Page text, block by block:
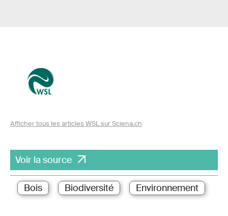
Afficher tous les articles WSL sur Sciena.ch
Voir la source
Bois Biodiversité Environnement